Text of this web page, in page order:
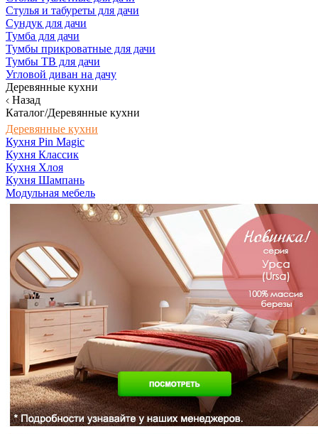
Стулья и табуреты для дачи
Сундук для дачи
Тумба для дачи
Тумбы прикроватные для дачи
Тумбы ТВ для дачи
Угловой диван на дачу
Деревянные кухни
Назад
Каталог/Деревянные кухни
Деревянные кухни
Кухня Pin Magic
Кухня Классик
Кухня Хлоя
Кухня Шампань
Модульная мебель